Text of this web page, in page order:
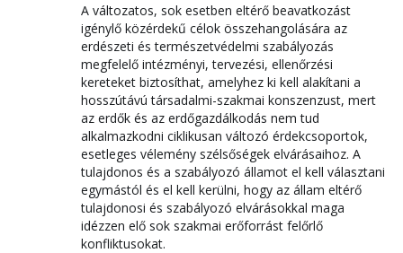
A változatos, sok esetben eltérő beavatkozást
igénylő közérdekű célok összehangolására az
erdészeti és természetvédelmi szabályozás
megfelelő intézményi, tervezési, ellenőrzési
kereteket biztosíthat, amelyhez ki kell alakítani a
hosszútávú társadalmi-szakmai konszenzust, mert
az erdők és az erdőgazdálkodás nem tud
alkalmazkodni ciklikusan változó érdekcsoportok,
esetleges vélemény szélsőségek elvárásaihoz. A
tulajdonos és a szabályozó államot el kell választani
egymástól és el kell kerülni, hogy az állam eltérő
tulajdonosi és szabályozó elvárásokkal maga
idézzen elő sok szakmai erőforrást felőrlő
konfliktusokat.